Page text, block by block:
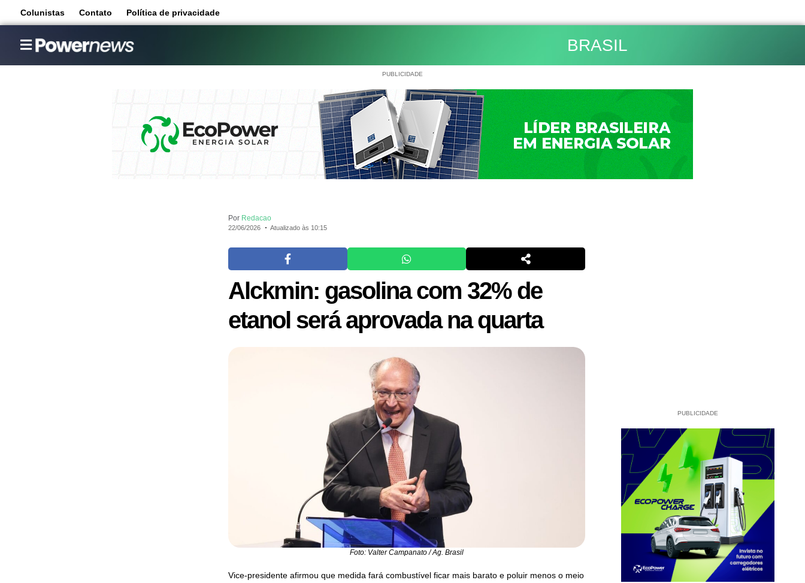
Colunistas Contato Política de privacidade
BRASIL
PUBLICIDADE
Por Redacao
22/06/2026 Atualizado às 10:15
Alckmin: gasolina com 32% de
etanol será aprovada na quarta
Foto: Valter Campanato / Ag. Brasil
Vice-presidente afirmou que medida fará combustível ficar mais barato e poluir menos o meio
PUBLICIDADE